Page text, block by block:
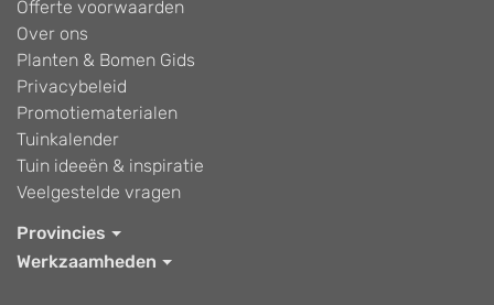
Offerte voorwaarden
Over ons
Planten & Bomen Gids
Privacybeleid
Promotiematerialen
Tuinkalender
Tuin ideeën & inspiratie
Veelgestelde vragen
Provincies
Werkzaamheden